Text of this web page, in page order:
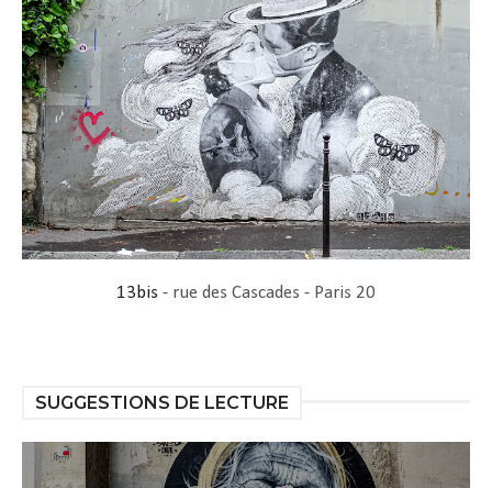
13bis - rue des Cascades - Paris 20
SUGGESTIONS DE LECTURE